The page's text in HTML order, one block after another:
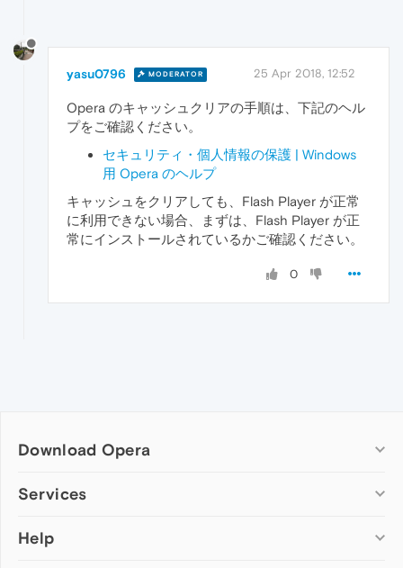
yasu0796 MODERATOR 25 Apr 2018, 12:52
Opera のキャッシュクリアの手順は、下記のヘル
プをご確認ください。
セキュリティ・個人情報の保護 | Windows
用 Opera のヘルプ
キャッシュをクリアしても、Flash Player が正常
に利用できない場合、まずは、Flash Player が正
常にインストールされているかご確認ください。
0
Download Opera
Computer browsers
Opera for Mac
Services
Add-ons
Help